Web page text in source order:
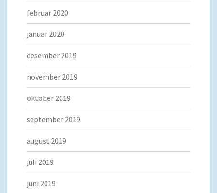
februar 2020
januar 2020
desember 2019
november 2019
oktober 2019
september 2019
august 2019
juli 2019
juni 2019